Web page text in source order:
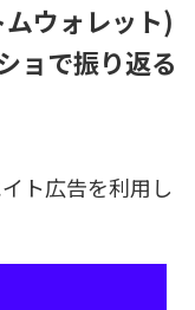
ウォレット)
ョで振り返る
ト広告を利用し